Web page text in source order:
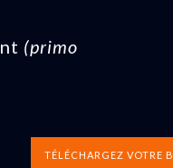
(primo
TÉLÉCHARGEZ VOTRE